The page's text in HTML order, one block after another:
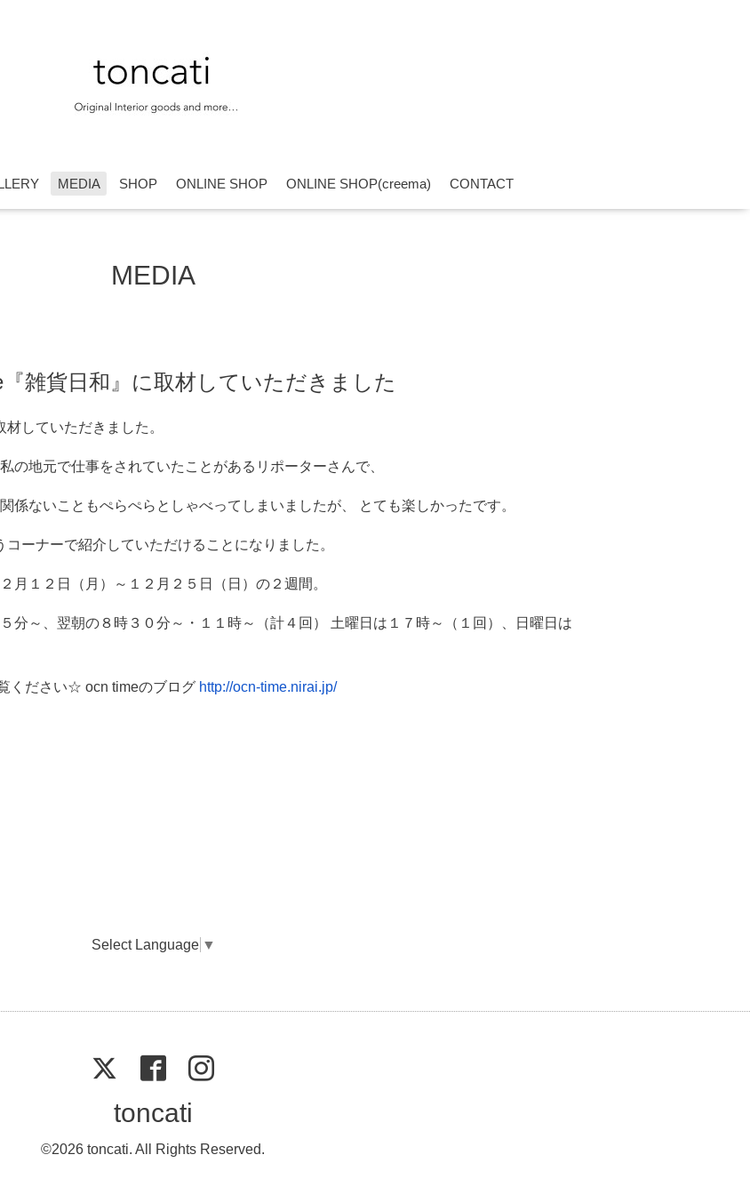
MEDIA SHOP ONLINE SHOP ONLINE SHOP(creema) CONTACT
MEDIA
雑貨日和』に取材していただきました
していただきました。
の地元で仕事をされていたことがあるリポーターさんで、
係ないこともぺらぺらとしゃべってしまいましたが、 とても楽しかったです。
ーナーで紹介していただけることになりました。
月１２日（月）～１２月２５日（日）の２週間。
分～、翌朝の８時３０分～・１１時～（計４回） 土曜日は１７時～（１回）、日曜日は
ください☆ ocn timeのブログ http://ocn-time.nirai.jp/
Select Language ▼
toncati
©2026 toncati. All Rights Reserved.